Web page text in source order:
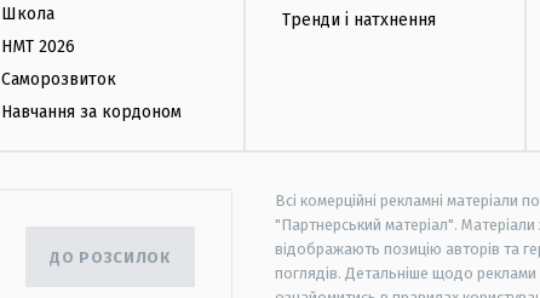
Школа
НМТ 2026
Саморозвиток
Навчання за кордоном
Тренди і натхнення
ДО РОЗСИЛОК
Всі комерційні рекламні матеріали
"Партнерський матеріал".
відображають позицію авторів та
поглядів. Детальніше щодо